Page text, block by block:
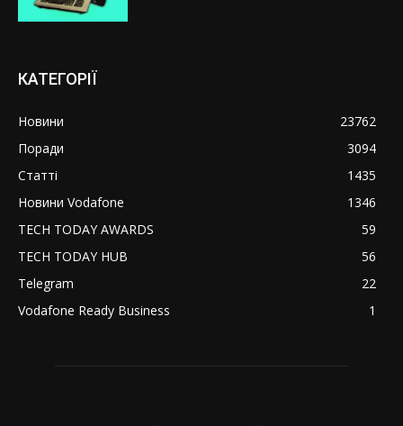
КАТЕГОРІЇ
Новини
23762
Поради
3094
Статті
1435
Новини Vodafone
1346
TECH TODAY AWARDS
59
TECH TODAY HUB
56
Telegram
22
Vodafone Ready Business
1